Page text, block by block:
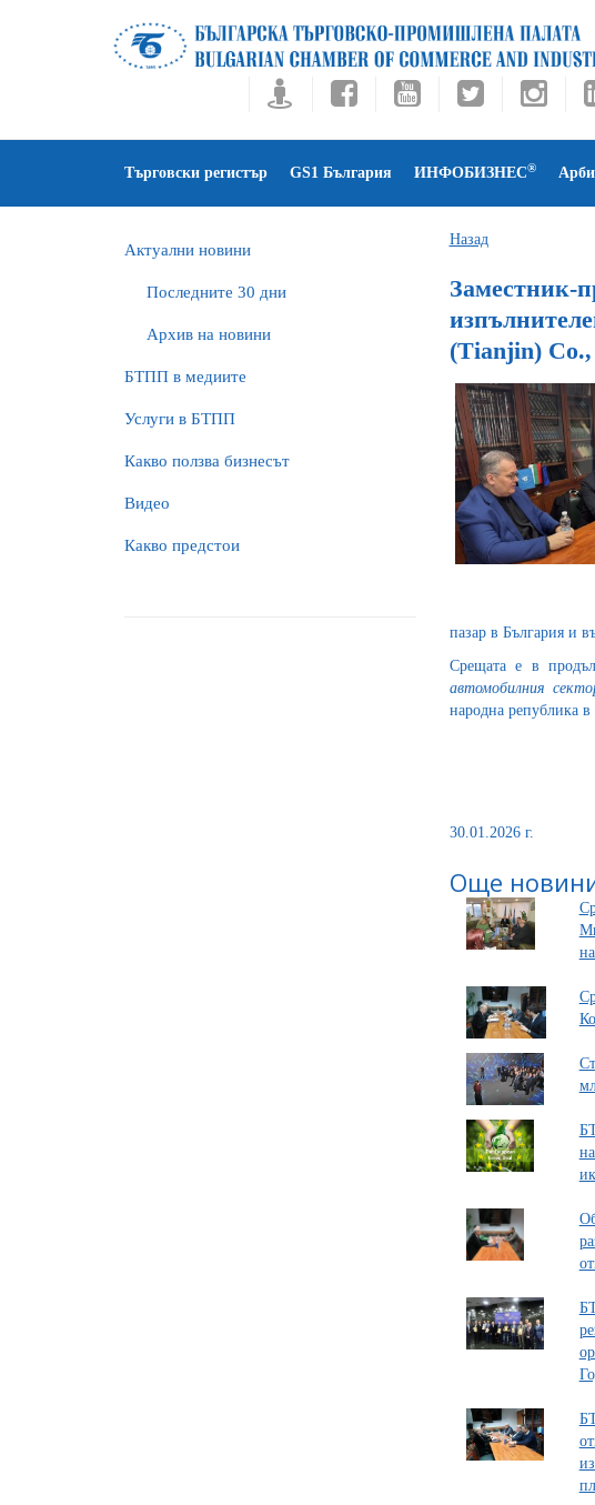
Търговски регистър GS1 България ИНФОБИЗНЕС®
Актуални новини
Последните 30 дни
Архив на новини
БTПП в медиите
Услуги в БТПП
Какво ползва бизнесът
Видео
Какво предстои
Назад
Заместник-
(Tianjin)
пазар в България и
Срещата е в
автомобилния
народна република в
30.01.2026 г.
Още